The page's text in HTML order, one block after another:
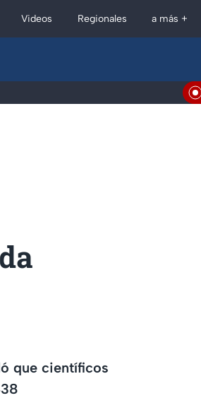
Videos Regionales a más +
que científicos